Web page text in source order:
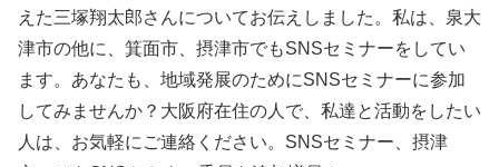
えた三塚翔太郎さんについてお伝えしました。私は、泉大
津市の他に、箕面市、摂津市でもSNSセミナーをしてい
ます。あなたも、地域発展のためにSNSセミナーに参加
してみませんか？大阪府在住の人で、私達と活動をしたい
人は、お気軽にご連絡ください。SNSセミナー、摂津